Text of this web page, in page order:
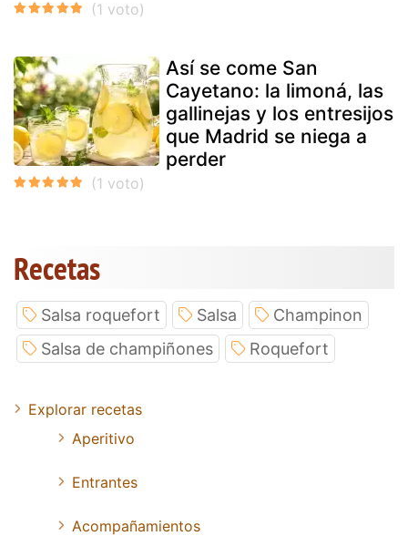
Así se come San
Cayetano: la limoná, las
gallinejas y los entresijos
que Madrid se niega a
perder
Recetas
Salsa roquefort Salsa
Champinon
Salsa de champiñones
Roquefort
Explorar recetas
Aperitivo
Entrantes
Acompañamientos